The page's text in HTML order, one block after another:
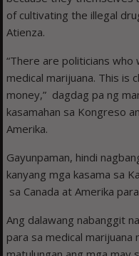
of cultivating the illegal
Atienza.
“There are politicians
medical marijuana. This is
money,” dagdag pa ng
kasamahan sa Kongreso
Amerika.
Gayunpaman, hindi
kanyang mga kasama sa
sa Canada at Amerika
Ang dalawang nabanggit
para sa medical marijuana